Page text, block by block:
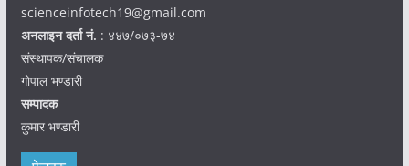
scienceinfotech19@gmail.com
अनलाइन दर्ता नं. : ४४७/०७३-७४
संस्थापक/संचालक
गोपाल भण्डारी
सम्पादक
कुमार भण्डारी